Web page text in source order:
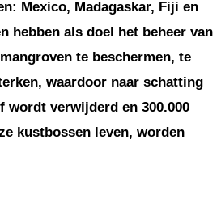
Mexico, Madagaskar, Fiji en
hebben als doel het beheer van
te beschermen, te
waardoor naar schatting
verwijderd en 300.000
kustbossen leven, worden